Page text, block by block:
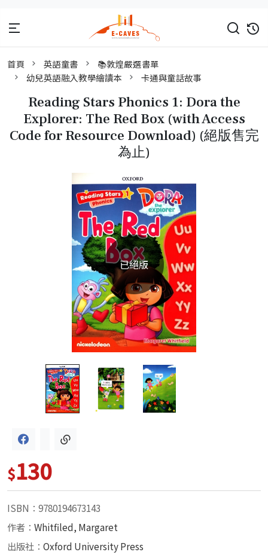
首頁 英語童書
📚敦煌嚴選書單
幼兒英語融入教學繪讀本
卡通與童話故事
Reading Stars Phonics 1: Dora the
Explorer: The Red Box (with Access
Code for Resource Download) (絕版售完
為止)
已絕版
$130
ISBN：9780194673143
作者： Whitfiled, Margaret
出版社： Oxford University Press